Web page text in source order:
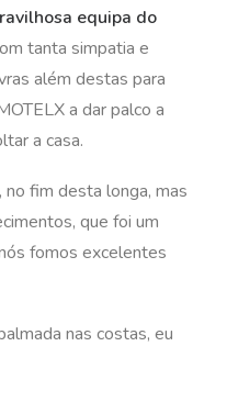
equipa do
tanta simpatia e
além destas para
a dar palco a
a casa.
fim desta longa, mas
que foi um
fomos excelentes
nas costas, eu